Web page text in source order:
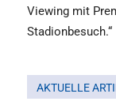
Viewing mit
AKTUELLE